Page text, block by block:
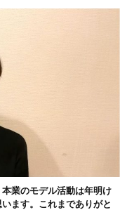
業のモデル活動は年明け
ます。これまでありがと